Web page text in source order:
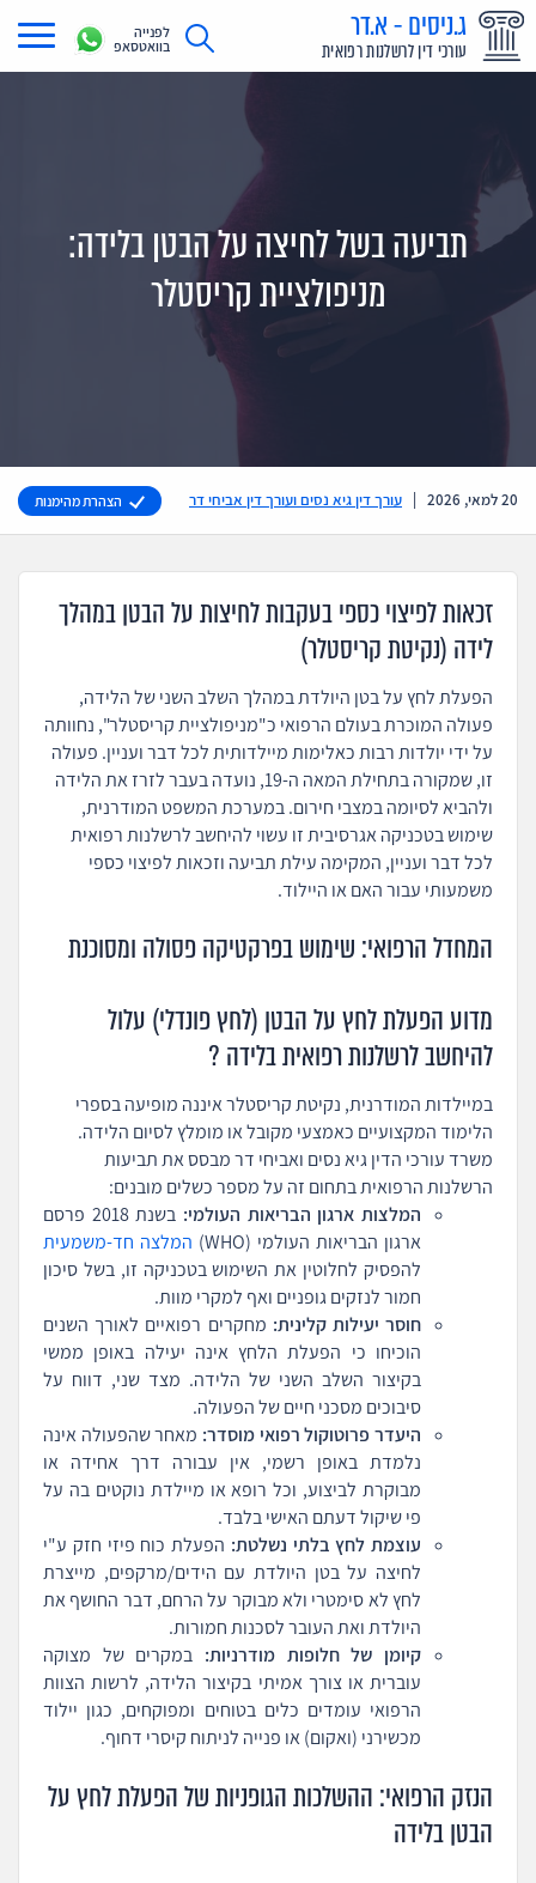
ג.ניסים - א.דר
עורכי דין לרשלנות רפואית
מדריך רשלנות רפואית
תביעת רשלנות רפואית
תביעות בתקשורת
אודות
לפנייה
בוואטסאפ
תביעה בשל לחיצה על הבטן בלידה:
מניפולציית קריסטלר
20 למאי, 2026 עורך דין גיא נסים ועורך דין אביחי דר הצהרת מהימנות
זכאות לפיצוי כספי בעקבות לחיצות על הבטן במהלך
לידה (נקיטת קריסטלר)
הפעלת לחץ על בטן היולדת במהלך השלב השני של הלידה,
פעולה המוכרת בעולם הרפואי כ"מניפולציית קריסטלר", נחוותה
על ידי יולדות רבות כאלימות מיילדותית לכל דבר ועניין. פעולה
זו, שמקורה בתחילת המאה ה-19, נועדה בעבר לזרז את הלידה
ולהביא לסיומה במצבי חירום. במערכת המשפט המודרנית,
שימוש בטכניקה אגרסיבית זו עשוי להיחשב לרשלנות רפואית
לכל דבר ועניין, המקימה עילת תביעה וזכאות לפיצוי כספי
משמעותי עבור האם או היילוד.
המחדל הרפואי: שימוש בפרקטיקה פסולה ומסוכנת
מדוע הפעלת לחץ על הבטן (לחץ פונדלי) עלול
להיחשב לרשלנות רפואית בלידה ?
במיילדות המודרנית, נקיטת קריסטלר איננה מופיעה בספרי
הלימוד המקצועיים כאמצעי מקובל או מומלץ לסיום הלידה.
משרד עורכי הדין גיא נסים ואביחי דר מבסס את תביעות
הרשלנות הרפואית בתחום זה על מספר כשלים מובנים:
המלצות ארגון הבריאות העולמי:
בשנת 2018 פרסם
ארגון הבריאות העולמי (WHO)
המלצה חד-משמעית
להפסיק לחלוטין את השימוש בטכניקה זו, בשל סיכון
חמור לנזקים גופניים ואף למקרי מוות.
חוסר יעילות קלינית: מחקרים רפואיים לאורך השנים
הוכיחו כי הפעלת הלחץ אינה יעילה באופן ממשי
בקיצור השלב השני של הלידה. מצד שני, דווח על
סיבוכים מסכני חיים של הפעולה.
היעדר פרוטוקול רפואי מוסדר: מאחר שהפעולה אינה
נלמדת באופן רשמי, אין עבורה דרך אחידה או
מבוקרת לביצוע, וכל רופא או מיילדת נוקטים בה על
פי שיקול דעתם האישי בלבד.
עוצמת לחץ בלתי נשלטת: הפעלת כוח פיזי חזק ע"י
לחיצה על בטן היולדת עם הידים/מרקפים, מייצרת
לחץ לא סימטרי ולא מבוקר על הרחם, דבר החושף את
היולדת ואת העובר לסכנות חמורות.
קיומן של חלופות מודרניות: במקרים של מצוקה
עוברית או צורך אמיתי בקיצור הלידה, לרשות הצוות
הרפואי עומדים כלים בטוחים ומפוקחים, כגון יילוד
מכשירני (ואקום) או פנייה לניתוח קיסרי דחוף.
הנזק הרפואי: ההשלכות הגופניות של הפעלת לחץ על
הבטן בלידה